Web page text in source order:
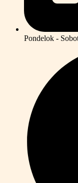
Pondelok -